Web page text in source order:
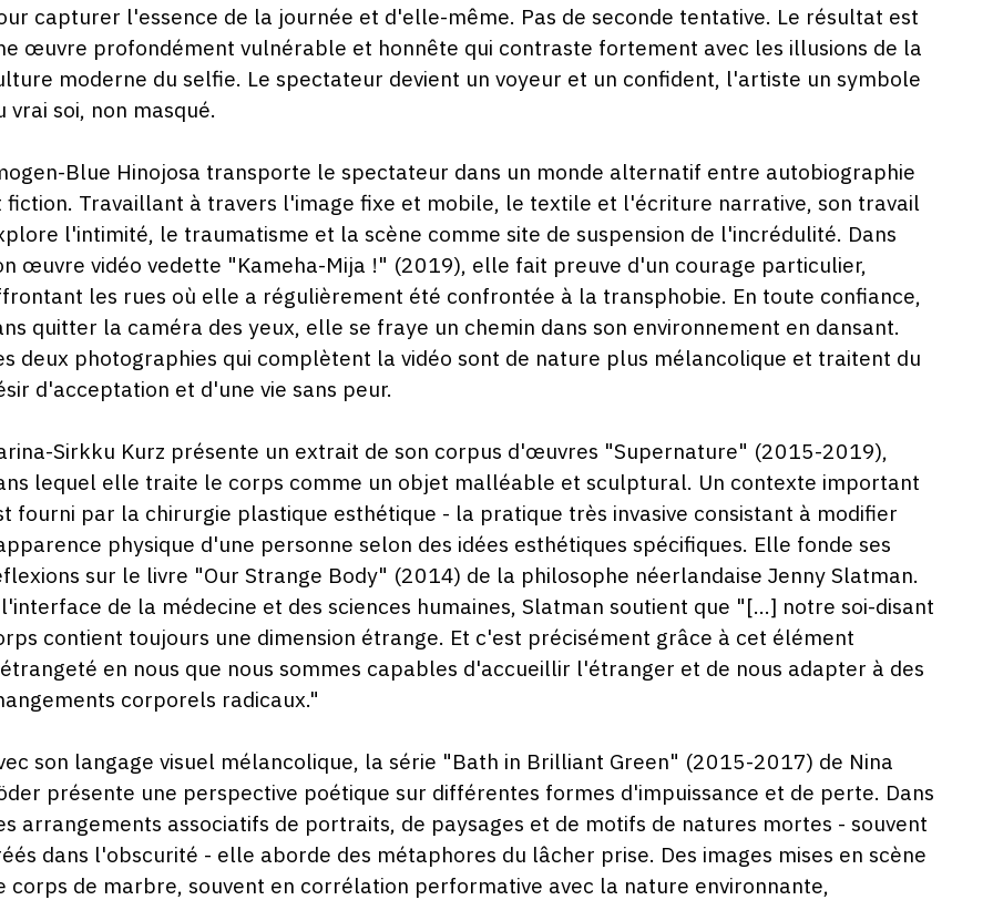
capturer l'essence de la journée et d'elle-même. Pas de seconde tentative. Le résultat est
œuvre profondément vulnérable et honnête qui contraste fortement avec les illusions de la
moderne du selfie. Le spectateur devient un voyeur et un confident, l'artiste un symbole
vrai soi, non masqué.
Blue Hinojosa transporte le spectateur dans un monde alternatif entre autobiographie
fiction. Travaillant à travers l'image fixe et mobile, le textile et l'écriture narrative, son travail
l'intimité, le traumatisme et la scène comme site de suspension de l'incrédulité. Dans
œuvre vidéo vedette "Kameha-Mija !" (2019), elle fait preuve d'un courage particulier,
les rues où elle a régulièrement été confrontée à la transphobie. En toute confiance,
quitter la caméra des yeux, elle se fraye un chemin dans son environnement en dansant.
deux photographies qui complètent la vidéo sont de nature plus mélancolique et traitent du
d'acceptation et d'une vie sans peur.
Sirkku Kurz présente un extrait de son corpus d'œuvres "Supernature" (2015-2019),
lequel elle traite le corps comme un objet malléable et sculptural. Un contexte important
fourni par la chirurgie plastique esthétique - la pratique très invasive consistant à modifier
physique d'une personne selon des idées esthétiques spécifiques. Elle fonde ses
sur le livre "Our Strange Body" (2014) de la philosophe néerlandaise Jenny Slatman.
de la médecine et des sciences humaines, Slatman soutient que "[...] notre soi-disant
contient toujours une dimension étrange. Et c'est précisément grâce à cet élément
en nous que nous sommes capables d'accueillir l'étranger et de nous adapter à des
corporels radicaux."
son langage visuel mélancolique, la série "Bath in Brilliant Green" (2015-2017) de Nina
présente une perspective poétique sur différentes formes d'impuissance et de perte. Dans
arrangements associatifs de portraits, de paysages et de motifs de natures mortes - souvent
dans l'obscurité - elle aborde des métaphores du lâcher prise. Des images mises en scène
corps de marbre, souvent en corrélation performative avec la nature environnante,